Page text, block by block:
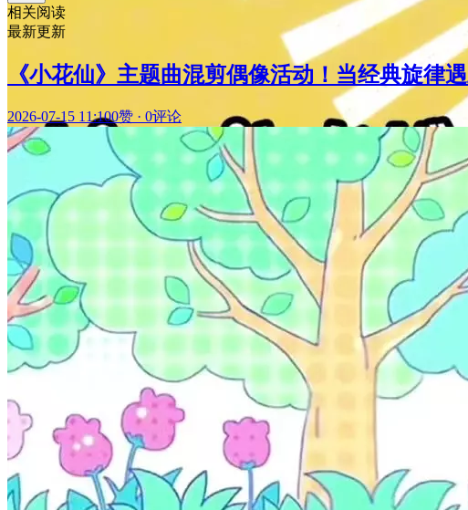
相关阅读
最新更新
《小花仙》主题曲混剪偶像活动！当经典旋律
2026-07-15 11:100赞 · 0评论